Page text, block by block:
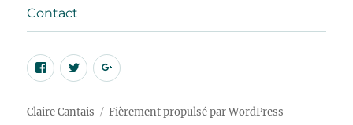
Contact
Facebook
TwitterGoogle
Claire Cantais Fièrement propulsé par WordPress